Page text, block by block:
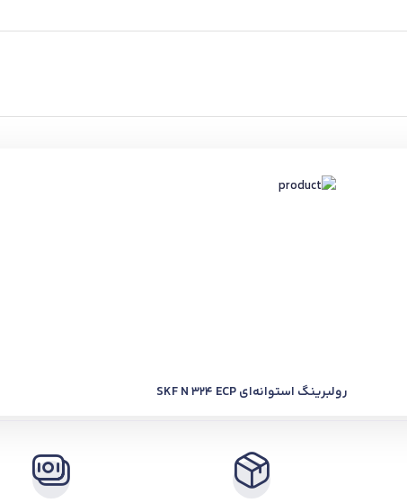
رولبرینگ استوانه‌ای SKF N 324 ECP